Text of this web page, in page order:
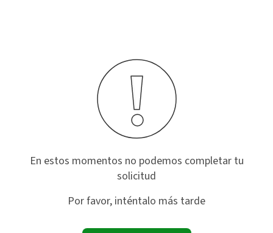
En estos momentos no podemos completar tu
solicitud
Por favor, inténtalo más tarde